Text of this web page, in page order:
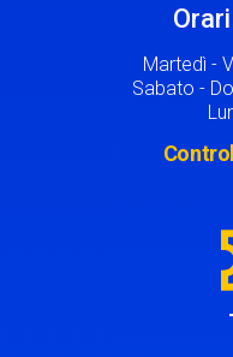
Martedì -
Sabato -